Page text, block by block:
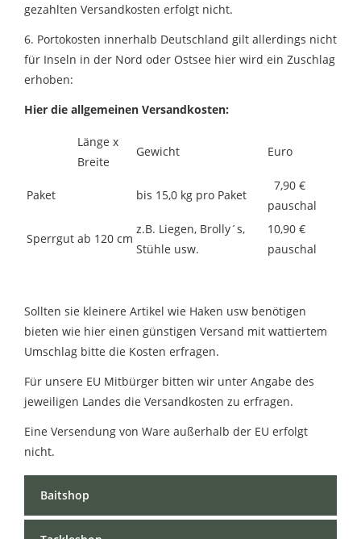
gezahlten Versandkosten erfolgt nicht.
6. Portokosten innerhalb Deutschland gilt allerdings nicht
für Inseln in der Nord oder Ostsee hier wird ein Zuschlag
erhoben:
Hier die allgemeinen Versandkosten:
Länge x
Breite
Gewicht Euro
Paket bis 15,0 kg pro Paket
7,90 €
pauschal
Sperrgut ab 120 cm
z.B. Liegen, Brolly´s,
Stühle usw.
10,90 €
pauschal
Sollten sie kleinere Artikel wie Haken usw benötigen
bieten wie hier einen günstigen Versand mit wattiertem
Umschlag bitte die Kosten erfragen.
Für unsere EU Mitbürger bitten wir unter Angabe des
jeweiligen Landes die Versandkosten zu erfragen.
Eine Versendung von Ware außerhalb der EU erfolgt
nicht.
Baitshop